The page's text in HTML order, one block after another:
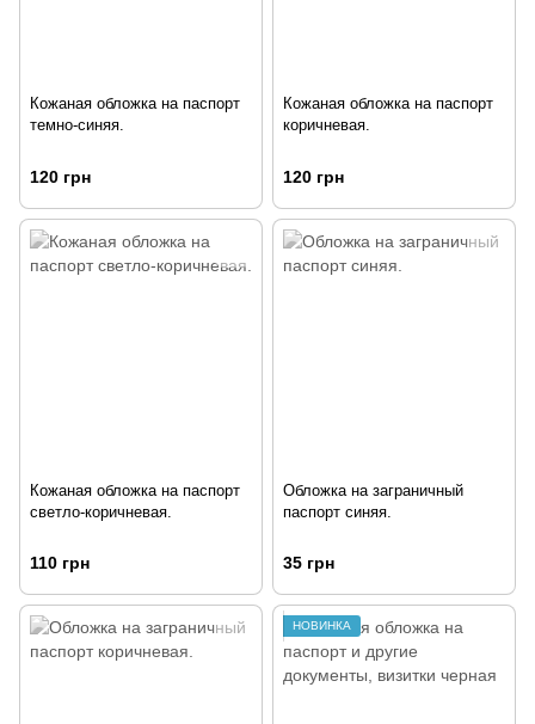
Кожаная обложка на паспорт
темно-синяя.
120 грн
Кожаная обложка на паспорт
коричневая.
120 грн
Кожаная обложка на паспорт
светло-коричневая.
110 грн
Обложка на заграничный
паспорт синяя.
35 грн
НОВИНКА